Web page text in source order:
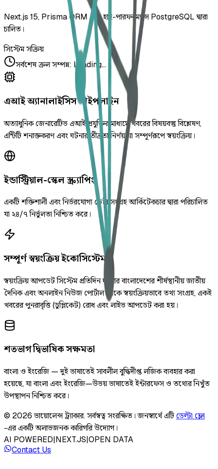
Next.js 15, Prisma ORM এবং হাই-পারফরম্যান্স PostgreSQL দ্বারা
চালিত।
সিস্টেম সক্রিয়
সর্বশেষ ক্রল সম্পন্ন: Loading...
এআই অ্যানালাইসিস পাইপলাইন
অত্যাধুনিক জেনারেটিভ এআই প্রযুক্তির মাধ্যমে খবরের বিষয়বস্তু বিশ্লেষণ,
এন্টিটি শনাক্তকরণ এবং ঘটনার তীব্রতা নির্ণয় যা সম্পূর্ণরূপে স্বয়ংক্রিয়।
ইন্ডাস্ট্রিয়াল-স্কেল স্ক্র্যাপিং
একটি শক্তিশালী এবং নির্ভরযোগ্য ডেটা সংগ্রহ আর্কিটেকচার দ্বারা পরিচালিত
যা ২৪/৭ নির্ভুলতা নিশ্চিত করে।
সম্পূর্ণ স্বয়ংক্রিয় ইকোসিস্টেম
স্বয়ংক্রিয় আপডেট সিস্টেম প্রতিদিন দুইবার বাংলাদেশের শীর্ষস্থানীয় জাতীয়
দৈনিক এবং অনলাইন নিউজ পোর্টাল থেকে স্বয়ংক্রিয়ভাবে তথ্য সংগ্রহ, একই
খবরের পুনরাবৃত্তি (ডুপ্লিকেট) রোধ এবং লাইভ আপডেট করা হয়।
শতভাগ দ্বিভাষিক সক্ষমতা
বাংলা ও ইংরেজি — দুই ভাষাতেই সাবলীল বুদ্ধিদীপ্ত লজিক ব্যবহার করা
হয়েছে, যা বাংলা এবং ইংরেজি—উভয় ভাষাতেই ইন্টারফেস ও তথ্যের নিখুঁত
উপস্থাপন নিশ্চিত করে।
© 2026 ভায়োলেন্স ট্র্যাকার.সর্বস্বত্ব সংরক্ষিত। জনস্বার্থে এটিডেল্টা ফ্লো
-এর একটি অলাভজনক কারিগরি উদ্যোগ।
AI POWERED|NEXT.JS|OPEN DATA
Contact Us